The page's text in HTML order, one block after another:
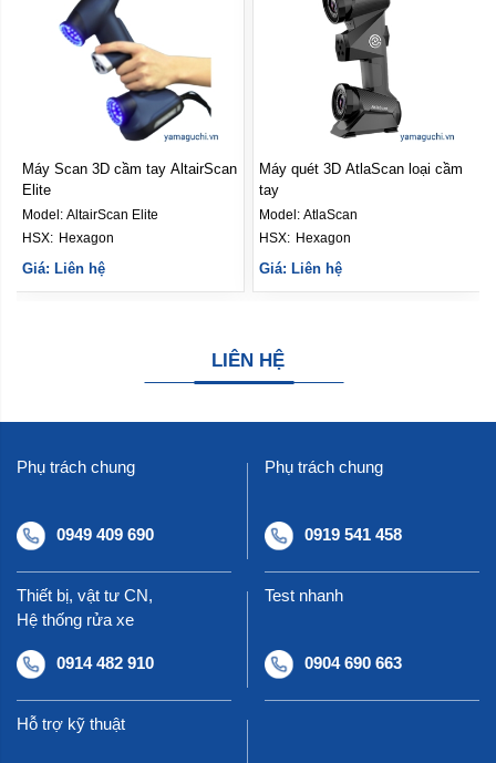
Máy Scan 3D cầm tay AltairScan
Elite
Model: AltairScan Elite
Hexagon
Giá: Liên hệ
Máy quét 3D AtlaScan loại cầm
tay
Model: AtlaScan
HSX: Hexagon
Giá: Liên hệ
LIÊN HỆ
Phụ trách chung
0949 409 690
Phụ trách chung
0919 541 458
Thiết bị, vật tư CN,
Hệ thống rửa xe
0914 482 910
Test nhanh
0904 690 663
Hỗ trợ kỹ thuật